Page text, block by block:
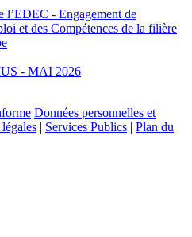
l’EDEC - Engagement de
et des Compétences de la filière
- MAI 2026
Données personnelles et
| Services Publics | Plan du